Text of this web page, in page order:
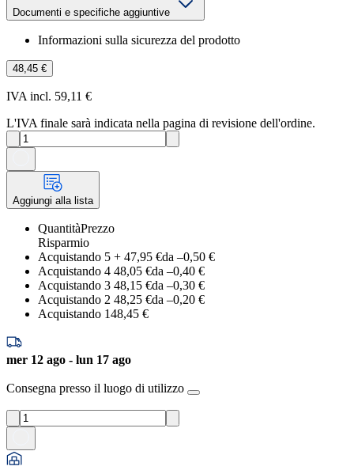
Documenti e specifiche aggiuntive
Informazioni sulla sicurezza del prodotto
48,45 €
IVA incl. 59,11 €
L'IVA finale sarà indicata nella pagina di revisione dell'ordine.
Aggiungi alla lista
QuantitàPrezzo
Risparmio
Acquistando 5 + 47,95 €da –0,50 €
Acquistando 4 48,05 €da –0,40 €
Acquistando 3 48,15 €da –0,30 €
Acquistando 2 48,25 €da –0,20 €
Acquistando 148,45 €
mer 12 ago - lun 17 ago
Consegna presso il luogo di utilizzo